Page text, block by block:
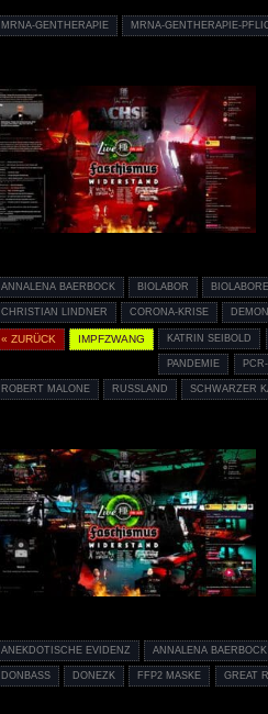
MRNA-GENTHERAPIE MRNA-GENTHERAPIE-
ANNALENA BAERBOCK BIOLABOR BIOLABORE
CHRISTIAN LINDNER CORONA-KRISE
« ZURÜCK IMPFZWANG KATRIN SEIBOLD
PANDEMIE
ROBERT MALONE RUSSLAND SCHWARZER
ANEKDOTISCHE EVIDENZ ANNALENA BAERBOCK
DONBASS DONEZK FFP2 MASKE GREAT